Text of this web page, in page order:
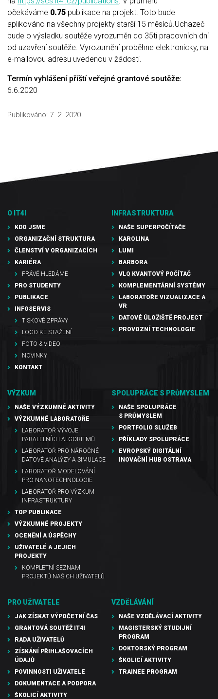
očekáváme 0.75 publikace na projekt. Toto bude
aplikováno na všechny projekty starší 15 měsíců.Uchazeč
bude o výsledku soutěže vyrozuměn do 35ti pracovních dní
od uzavření soutěže. Vyrozumění proběhne elektronicky, na
e-mailovou adresu uvedenou v žádosti.
Termín vyhlášení příští veřejné grantové soutěže:
6.6.2020
Publikováno: 7. 2. 2020
O IT4I
KDO JSME
ORGANIZAČNÍ STRUKTURA
ČLENSTVÍ V ORGANIZACÍCH
KARIÉRA
PRÁVĚ HLEDÁME
PRO STUDENTY
PUBLIKACE
INFOSERVIS
TISKOVÉ ZPRÁVY
LOGO KE STAŽENÍ
FOTO & VIDEO
NOVINKY
KONTAKT
INFRASTRUKTURA
NAŠE SUPERPOČÍTAČE
KAROLINA
LUMI
BARBORA
VLQ KVANTOVÝ POČÍTAČ
KOMPLEMENTÁRNÍ SYSTÉMY
LABORATOŘE VIZUALIZACE A
VR
DATOVÉ ÚLOŽIŠTĚ PROJECT
PROVOZNÍ TECHNOLOGIE
VÝZKUM
NAŠE VÝZKUMNÉ AKTIVITY
VÝZKUMNÉ LABORATOŘE
LABORATOŘ VÝVOJE
PARALELNÍCH ALGORITMŮ
LABORATOŘ PRO NÁROČNÉ
DATOVÉ ANALÝZY A SIMULACE
LABORATOŘ MODELOVÁNÍ
PRO NANOTECHNOLOGIE
LABORATOŘ PRO VÝZKUM
INFRASTRUKTURY
TOP PUBLIKACE
VÝZKUMNÉ PROJEKTY
OCENĚNÍ A ÚSPĚCHY
UŽIVATELÉ A JEJICH
PROJEKTY
KOMPLETNÍ SEZNAM
PROJEKTŮ NAŠICH UŽIVATELŮ
SPOLUPRÁCE S PRŮMYSLEM
NAŠE SPOLUPRÁCE
S PRŮMYSLEM
PORTFOLIO SLUŽEB
PŘÍKLADY SPOLUPRÁCE
EVROPSKÝ DIGITÁLNÍ
INOVAČNÍ HUB OSTRAVA
PRO UŽIVATELE
JAK ZÍSKAT VÝPOČETNÍ ČAS
GRANTOVÁ SOUTĚŽ IT4I
RADA UŽIVATELŮ
ZÍSKÁNÍ PŘIHLAŠOVACÍCH
ÚDAJŮ
POVINNOSTI UŽIVATELE
DOKUMENTACE A PODPORA
ŠKOLICÍ AKTIVITY
VZDĚLÁVÁNÍ
NAŠE VZDĚLÁVACÍ AKTIVITY
MAGISTERSKÝ STUDIJNÍ
PROGRAM
DOKTORSKÝ PROGRAM
ŠKOLICÍ AKTIVITY
TRAINEE PROGRAM